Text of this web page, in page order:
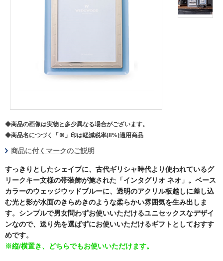
◆商品の画像は実物と多少異なる場合がございます。
◆商品名につづく「※」印は軽減税率(8%)適用商品
商品に付くマークのご説明
すっきりとしたシェイプに、古代ギリシャ時代より使われているグ
リークキー文様の帯装飾が施された「インタグリオ ネオ」。ベース
カラーのウェッジウッドブルーに、透明のアクリル板越しに差し込
む光と影が水面のきらめきのような柔らかい雰囲気を生み出しま
す。シンプルで男女問わずお使いいただけるユニセックスなデザイ
ンなので、送り先を選ばずにお使いいただけるギフトとしておすす
めです。
※縦/横置き、どちらでもお使いいただけます。